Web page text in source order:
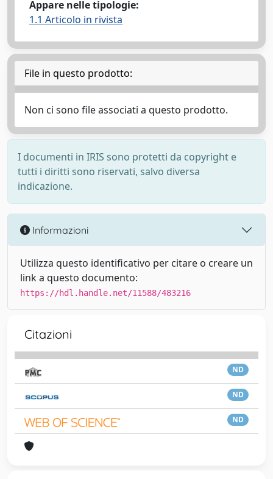
Appare nelle tipologie:
1.1 Articolo in rivista
File in questo prodotto:
Non ci sono file associati a questo prodotto.
I documenti in IRIS sono protetti da copyright e
tutti i diritti sono riservati, salvo diversa
indicazione.
Informazioni
Utilizza questo identificativo per citare o creare un
link a questo documento:
https://hdl.handle.net/11588/483216
Citazioni
ND
ND
ND